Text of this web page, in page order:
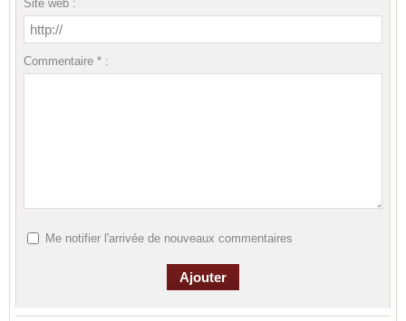
Site web :
Commentaire * :
Me notifier l'arrivée de nouveaux commentaires